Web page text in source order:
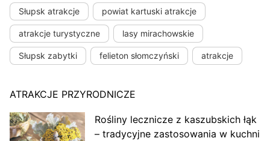
Słupsk atrakcje powiat kartuski atrakcje
atrakcje turystyczne lasy mirachowskie
Słupsk zabytki felieton słomczyński atrakcje
ATRAKCJE PRZYRODNICZE
Rośliny lecznicze z kaszubskich łąk
– tradycyjne zastosowania w kuchni